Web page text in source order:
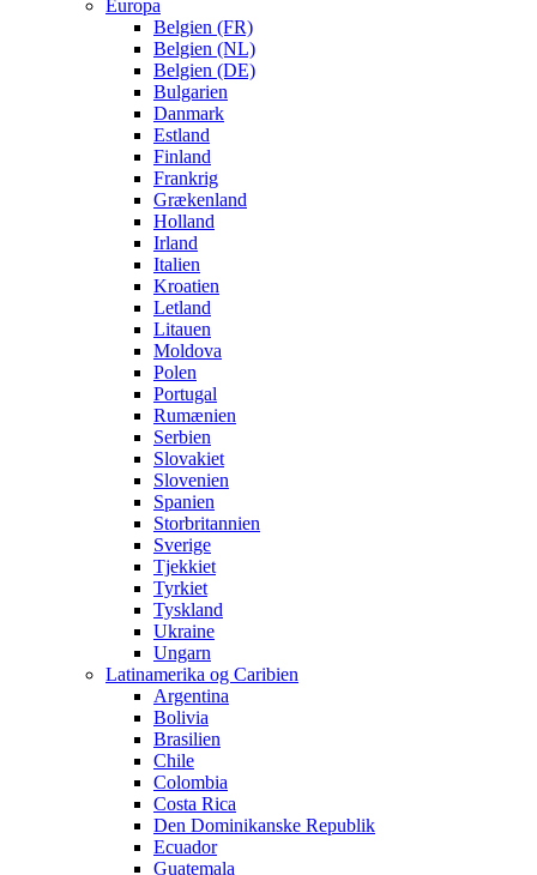
Europa
Belgien (FR)
Belgien (NL)
Belgien (DE)
Bulgarien
Danmark
Estland
Finland
Frankrig
Grækenland
Holland
Irland
Italien
Kroatien
Letland
Litauen
Moldova
Polen
Portugal
Rumænien
Serbien
Slovakiet
Slovenien
Spanien
Storbritannien
Sverige
Tjekkiet
Tyrkiet
Tyskland
Ukraine
Ungarn
Latinamerika og Caribien
Argentina
Bolivia
Brasilien
Chile
Colombia
Costa Rica
Den Dominikanske Republik
Ecuador
Guatemala